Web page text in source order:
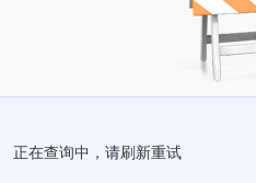
正在查询中，请刷新重试